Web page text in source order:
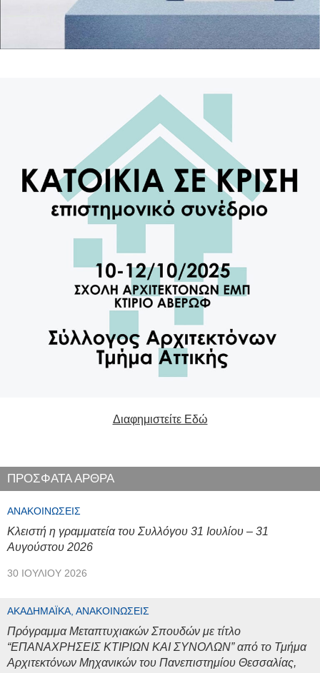
Διαφημιστείτε Εδώ
ΠΡΟΣΦΑΤΑ ΑΡΘΡΑ
ΑΝΑΚΟΙΝΏΣΕΙΣ
Κλειστή η γραμματεία του Συλλόγου 31 Ιουλίου – 31
Αυγούστου 2026
30 ΙΟΥΛΊΟΥ 2026
ΑΚΑΔΗΜΑΪΚΆ, ΑΝΑΚΟΙΝΏΣΕΙΣ
Πρόγραμμα Μεταπτυχιακών Σπουδών με τίτλο
“ΕΠΑΝΑΧΡΗΣΕΙΣ ΚΤΙΡΙΩΝ ΚΑΙ ΣΥΝΟΛΩΝ” από το Τμήμα
Αρχιτεκτόνων Μηχανικών του Πανεπιστημίου Θεσσαλίας,